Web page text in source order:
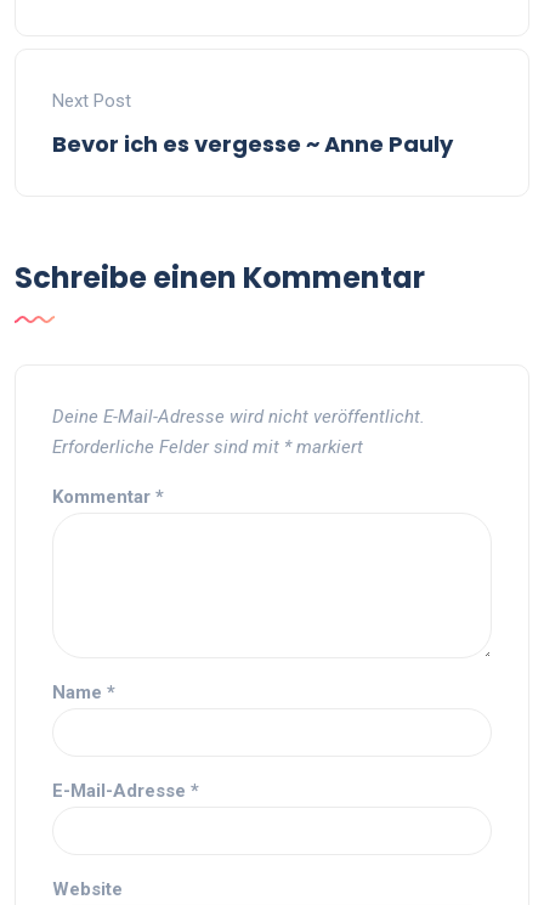
Next Post
Bevor ich es vergesse ~ Anne Pauly
Schreibe einen Kommentar
Deine E-Mail-Adresse wird nicht veröffentlicht.
Erforderliche Felder sind mit *markiert
Kommentar *
Name *
E-Mail-Adresse *
Website